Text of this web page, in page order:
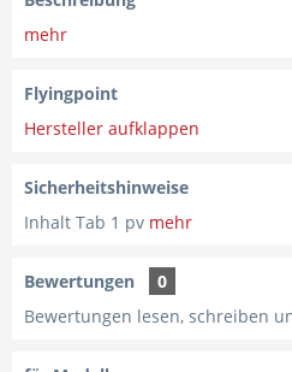
mehr
Flyingpoint
Hersteller aufklappen
Sicherheitshinweise
Inhalt Tab 1 pv mehr
Bewertungen
0
Bewertungen lesen, schreiben